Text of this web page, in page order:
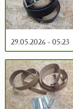
29.05.2026 - 05:23